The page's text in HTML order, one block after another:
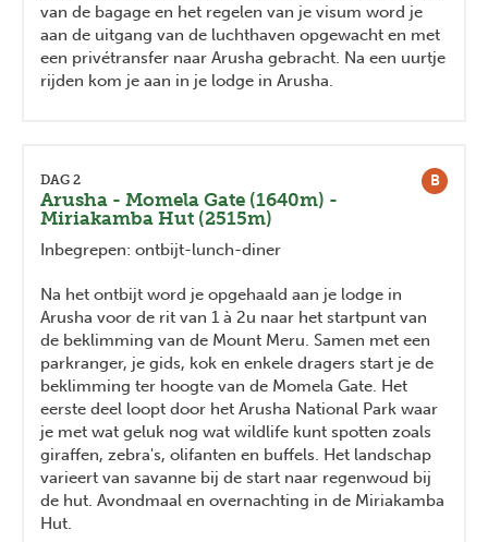
van de bagage en het regelen van je visum word je
aan de uitgang van de luchthaven opgewacht en met
een privétransfer naar Arusha gebracht. Na een uurtje
rijden kom je aan in je lodge in Arusha.
B
DAG 2
Arusha - Momela Gate (1640m) -
Miriakamba Hut (2515m)
Inbegrepen: ontbijt-lunch-diner
Na het ontbijt word je opgehaald aan je lodge in
Arusha voor de rit van 1 à 2u naar het startpunt van
de beklimming van de Mount Meru. Samen met een
parkranger, je gids, kok en enkele dragers start je de
beklimming ter hoogte van de Momela Gate. Het
eerste deel loopt door het Arusha National Park waar
je met wat geluk nog wat wildlife kunt spotten zoals
giraffen, zebra's, olifanten en buffels. Het landschap
varieert van savanne bij de start naar regenwoud bij
de hut. Avondmaal en overnachting in de Miriakamba
Hut.